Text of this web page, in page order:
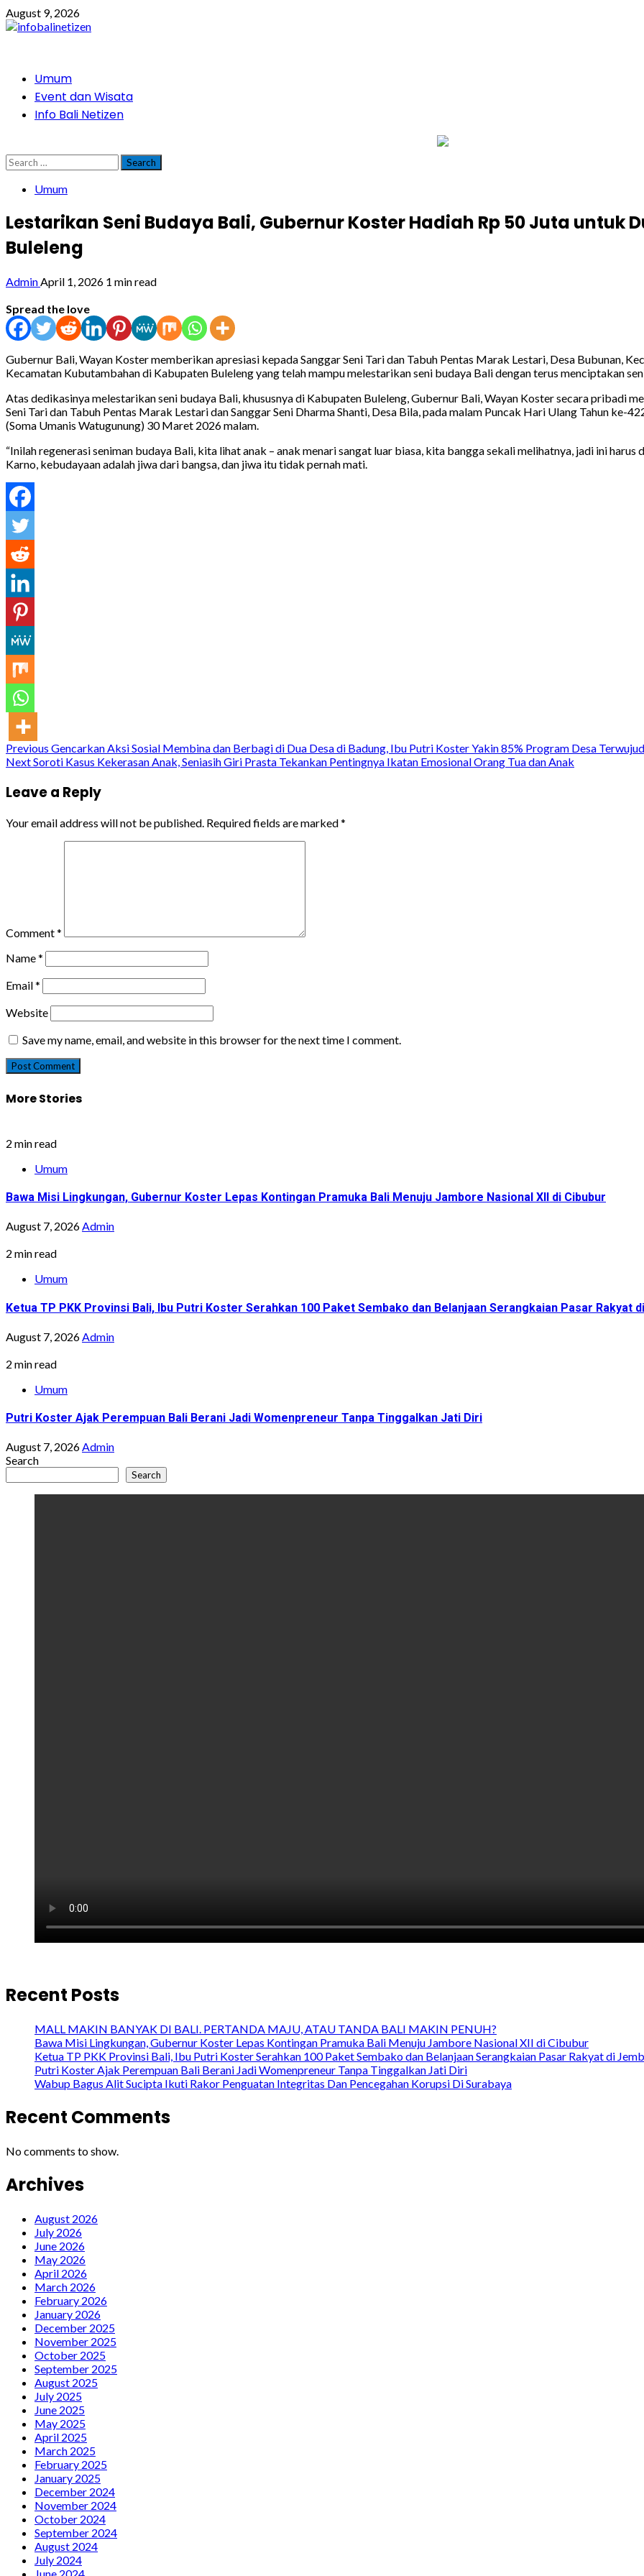
Skip
to
August 9, 2026
PrimaryUmum
Event dan Wisata
Info Bali Netizen
Search
for:
Umum
Lestarikan Seni Budaya Bali, Gubernur Koster Hadiah Rp 50 Juta untuk
Buleleng
AdminApril 1, 2026 1 min read
Spread the love
Gubernur Bali, Wayan Koster memberikan apresiasi kepada Sanggar Seni Tari dan Tabuh Pentas Marak Lestari, Desa Bubunan,
Kecamatan Kubutambahan di Kabupaten Buleleng yang telah mampu melestarikan seni budaya Bali dengan terus menciptakan
Atas dedikasinya melestarikan seni budaya Bali, khususnya di Kabupaten Buleleng, Gubernur Bali, Wayan Koster secara pribadi
Seni Tari dan Tabuh Pentas Marak Lestari dan Sanggar Seni Dharma Shanti, Desa Bila, pada malam Puncak Hari Ulang Tahun ke-
(Soma Umanis Watugunung) 30 Maret 2026 malam.
“Inilah regenerasi seniman budaya Bali, kita lihat anak – anak menari sangat luar biasa, kita bangga sekali melihatnya, jadi ini
Karno, kebudayaan adalah jiwa dari bangsa, dan jiwa itu tidak pernah mati.
Continue
Previous Gencarkan Aksi Sosial Membina dan Berbagi di Dua Desa di Badung, Ibu Putri Koster Yakin 85% Program Desa
NextSoroti Kasus Kekerasan Anak, Seniasih Giri Prasta Tekankan Pentingnya Ikatan Emosional Orang Tua dan Anak
Leave a Reply
Your email address will not be published. Required fields are marked*
Comment*
Name*
Email*
Website
Save my name, email, and website in this browser for the next time I comment.
More Stories
2 min read
Umum
Bawa Misi Lingkungan, Gubernur Koster Lepas Kontingan Pramuka Bali Menuju Jambore Nasional XII di Cibubur
August 7, 2026Admin
2 min read
Umum
Ketua TP PKK Provinsi Bali, Ibu Putri Koster Serahkan 100 Paket Sembako dan Belanjaan Serangkaian Pasar Rakyat
August 7, 2026Admin
2 min read
Umum
Putri Koster Ajak Perempuan Bali Berani Jadi Womenpreneur Tanpa Tinggalkan Jati Diri
August 7, 2026Admin
Search
Search
Recent Posts
MALL MAKIN BANYAK DI BALI. PERTANDA MAJU, ATAU TANDA BALI MAKIN PENUH?
Bawa Misi Lingkungan, Gubernur Koster Lepas Kontingan Pramuka Bali Menuju Jambore Nasional XII di Cibubur
Ketua TP PKK Provinsi Bali, Ibu Putri Koster Serahkan 100 Paket Sembako dan Belanjaan Serangkaian Pasar Rakyat di
Putri Koster Ajak Perempuan Bali Berani Jadi Womenpreneur Tanpa Tinggalkan Jati Diri
Wabup Bagus Alit Sucipta Ikuti Rakor Penguatan Integritas Dan Pencegahan Korupsi Di Surabaya
Recent Comments
No comments to show.
Archives
August 2026
July 2026
June 2026
May 2026
April 2026
March 2026
February 2026
January 2026
December 2025
November 2025
October 2025
September 2025
August 2025
July 2025
June 2025
May 2025
April 2025
March 2025
February 2025
January 2025
December 2024
November 2024
October 2024
September 2024
August 2024
July 2024